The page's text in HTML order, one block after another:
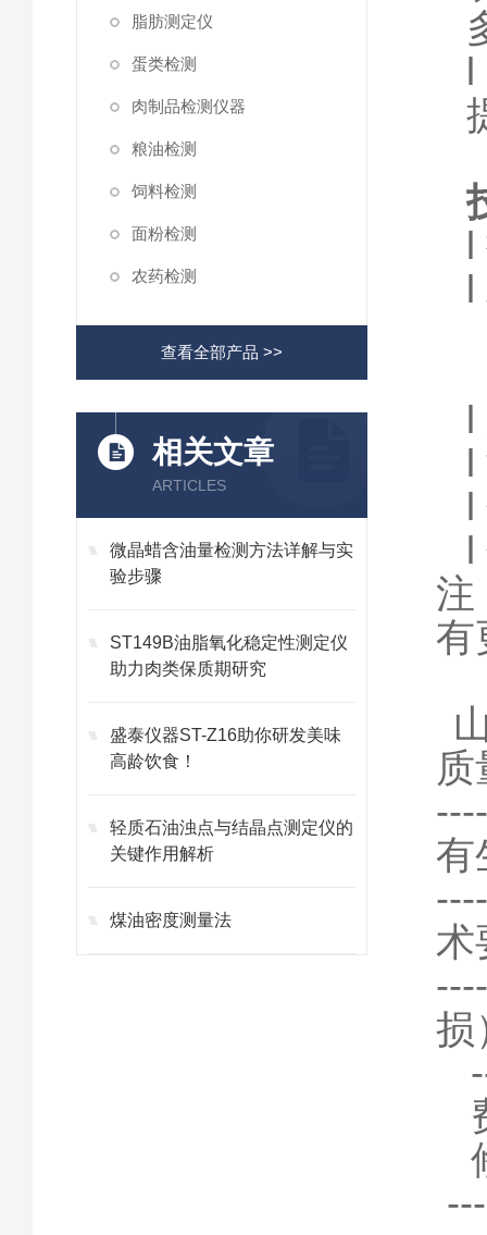
脂肪测定仪
蛋类检测
肉制品检测仪器
粮油检测
饲料检测
面粉检测
农药检测
查看全部产品 >>
相关文章
ARTICLES
微晶蜡含油量检测方法详解与实
验步骤
ST149B油脂氧化稳定性测定仪
助力肉类保质期研究
盛泰仪器ST-Z16助你研发美味
高龄饮食！
轻质石油浊点与结晶点测定仪的
关键作用解析
煤油密度测量法
l
l
l
l
l
l
l
注
有
有
术
损